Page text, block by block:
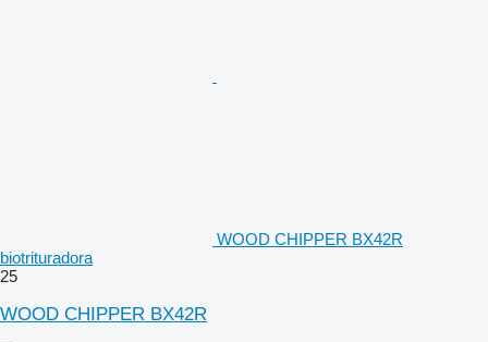
WOOD CHIPPER BX42R
biotrituradora
25
WOOD CHIPPER BX42R